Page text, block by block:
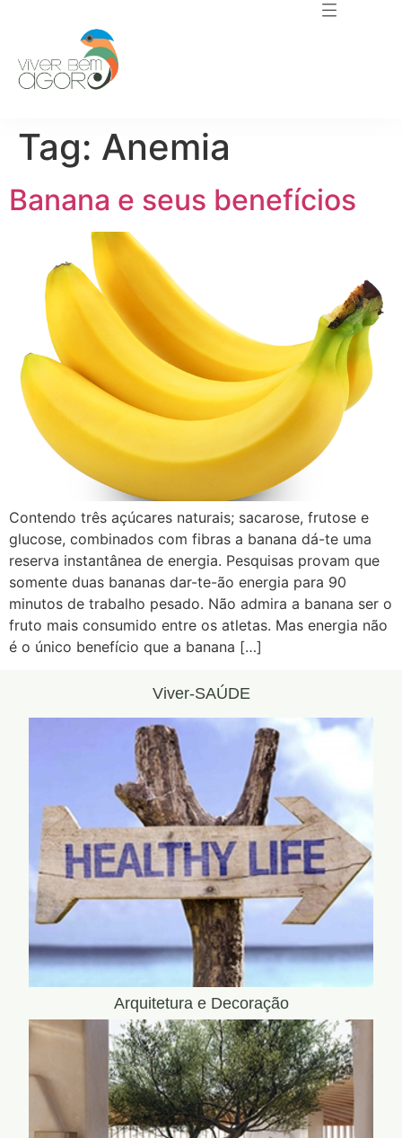
Tag: Anemia
Banana e seus benefícios
Contendo três açúcares naturais; sacarose, frutose e
glucose, combinados com fibras a banana dá-te uma
reserva instantânea de energia. Pesquisas provam que
somente duas bananas dar-te-ão energia para 90
minutos de trabalho pesado. Não admira a banana ser o
fruto mais consumido entre os atletas. Mas energia não
é o único benefício que a banana […]
Viver-SAÚDE
Arquitetura e Decoração